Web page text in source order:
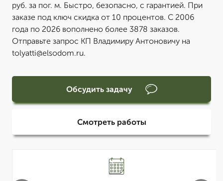
руб. за пог. м. Быстро, безопасно, с гарантией. При
заказе под ключ скидка от 10 процентов. С 2006
года по 2026 вополнено более 3878 заказов.
Отправьте запрос КП Владимиру Антоновичу на
tolyatti@elsodom.ru.
Обсудить задачу
Смотреть работы